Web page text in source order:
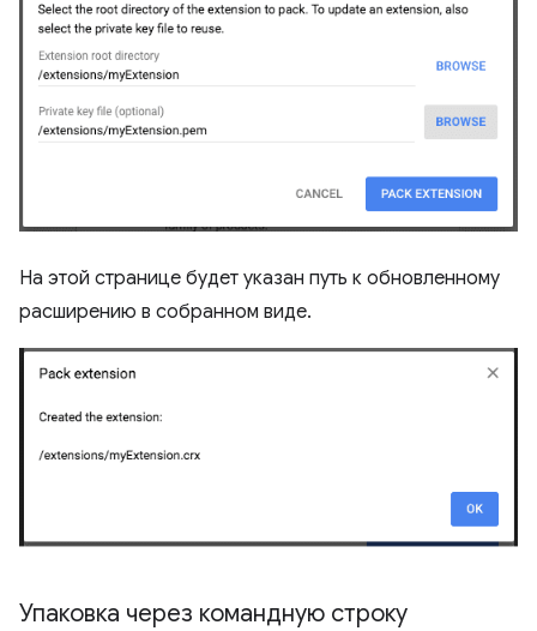
На этой странице будет указан путь к обновленному
расширению в собранном виде.
Упаковка через командную строку